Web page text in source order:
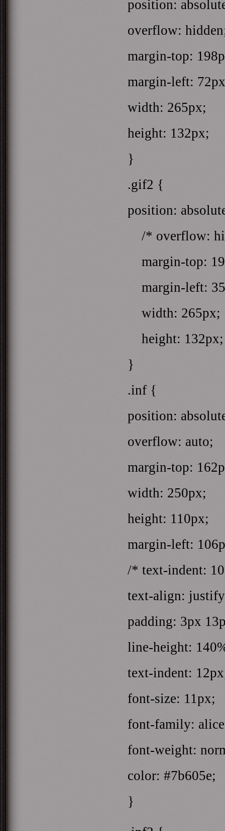
position:
overflow:
margin-top:
margin-left:
width: 265px;
height: 132px;
}
.gif2 {
position:
/* overflow:
margin-top:
margin-left:
width: 265px;
height: 132px;
}
.inf {
position:
overflow: auto;
margin-top:
width: 250px;
height: 110px;
margin-left:
/* text-indent:
text-align:
padding: 3px
line-height:
text-indent:
font-size: 11px;
font-family:
font-weight:
color: #7b605e;
}